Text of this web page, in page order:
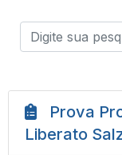
Prova
Liberato